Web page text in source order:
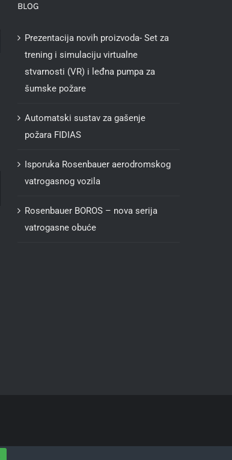
BLOG
Prezentacija novih proizvoda- Set za
trening i simulaciju virtualne
stvarnosti (VR) i leđna pumpa za
šumske požare
Automatski sustav za gašenje
požara FIDIAS
Isporuka Rosenbauer aerodromskog
vatrogasnog vozila
Rosenbauer BOROS – nova serija
vatrogasne obuće